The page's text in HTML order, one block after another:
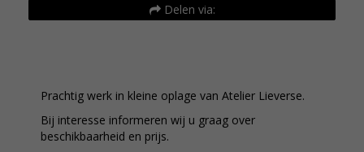
Delen via:
Prachtig werk in kleine oplage van Atelier Lieverse.
Bij interesse informeren wij u graag over
beschikbaarheid en prijs.